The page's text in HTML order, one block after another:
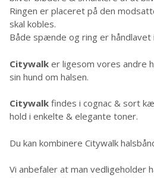
Ringen er placeret på den
skal kobles.
Både spænde og ring er håndlavet
Citywalk er ligesom vores andre
sin hund om halsen.
Citywalk findes i cognac & sort
hold i enkelte & elegante toner.
Du kan kombinere Citywalk
Vi anbefaler at man vedligeholder